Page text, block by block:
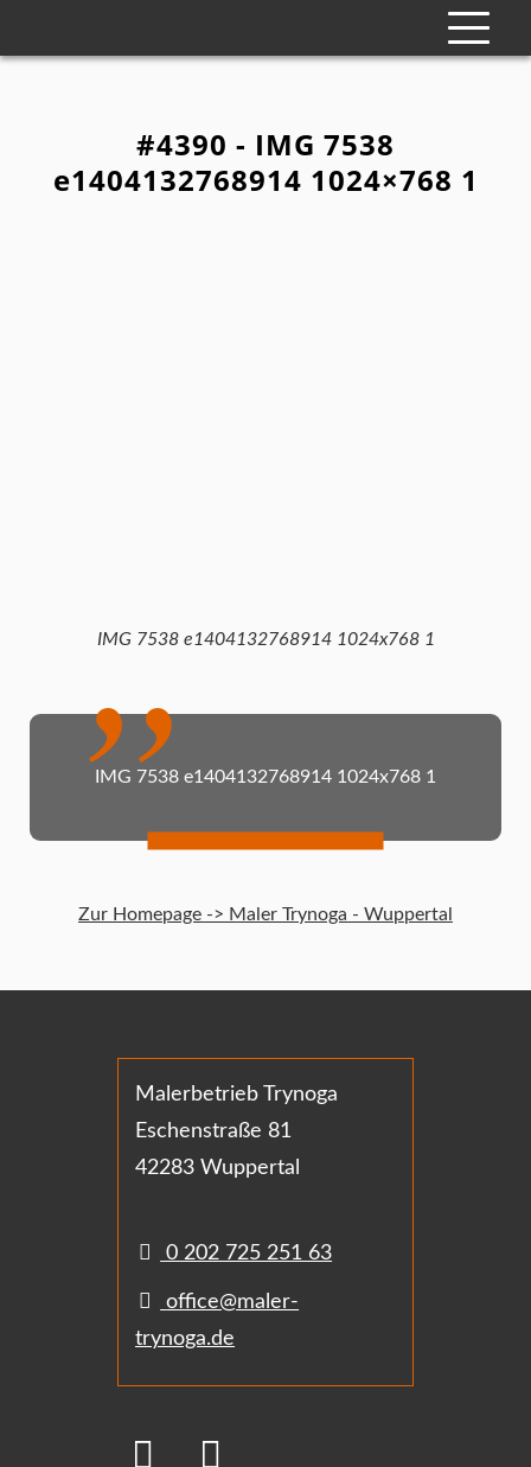
#4390 - IMG 7538
e1404132768914 1024×768 1
IMG 7538 e1404132768914 1024x768 1
IMG 7538 e1404132768914 1024x768 1
Zur Homepage -> Maler Trynoga - Wuppertal
Malerbetrieb Trynoga
Eschenstraße 81
42283 Wuppertal
0 202 725 251 63
office@maler-
trynoga.de